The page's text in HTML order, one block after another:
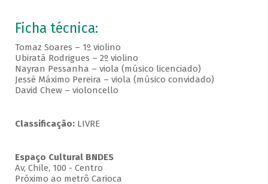
Ficha técnica:
Tomaz Soares – 1º violino
Ubiratã Rodrigues – 2º violino
Nayran Pessanha – viola (músico licenciado)
Jessé Máximo Pereira – viola (músico convidado)
David Chew – violoncello
Classificação:LIVRE
Espaço Cultural BNDES
Av, Chile, 100 - Centro
Próximo ao metrô Carioca